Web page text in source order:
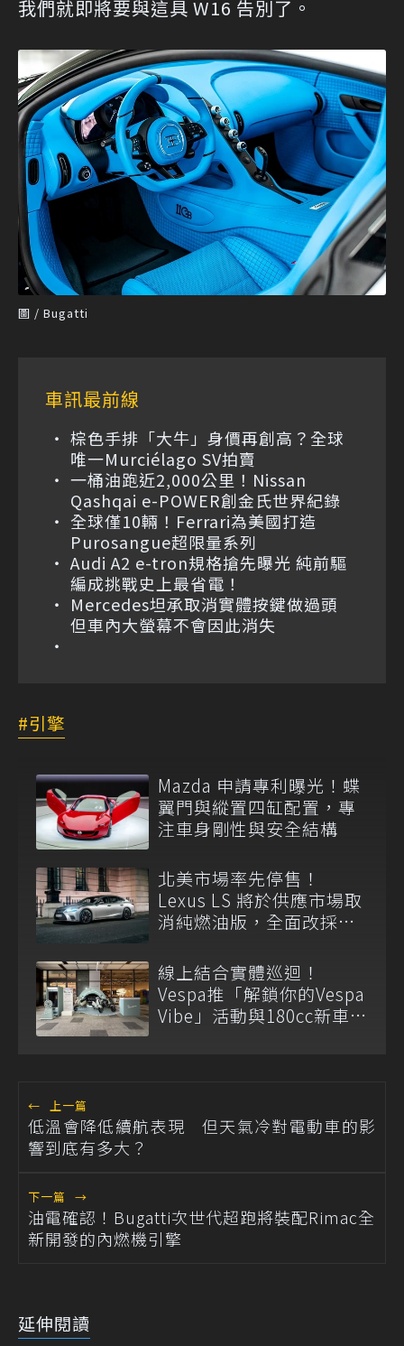
我們就即將要與這具 W16 告別了。
圖 / Bugatti
車訊最前線
棕色手排「大牛」身價再創高？全球
唯一Murciélago SV拍賣
一桶油跑近2,000公里！Nissan
Qashqai e-POWER創金氏世界紀錄
全球僅10輛！Ferrari為美國打造
Purosangue超限量系列
Audi A2 e-tron規格搶先曝光 純前驅
編成挑戰史上最省電！
Mercedes坦承取消實體按鍵做過頭
但車內大螢幕不會因此消失
引擎
Mazda 申請專利曝光！蝶
翼門與縱置四缸配置，專
注車身剛性與安全結構
北美市場率先停售！
Lexus LS 將於供應市場取
消純燃油版，全面改採單
線上結合實體巡迴！
Vespa推「解鎖你的Vespa
Vibe」活動與180cc新車全
← 上一篇
低溫會降低續航表現 但天氣冷對電動車的影
響到底有多大？
下一篇 →
油電確認！Bugatti次世代超跑將裝配Rimac全
新開發的內燃機引擎
延伸閱讀